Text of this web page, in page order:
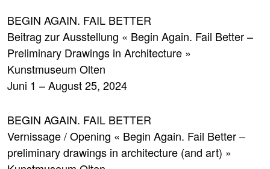
BEGIN AGAIN. FAIL BETTER
Beitrag zur Ausstellung « Begin Again. Fail Better –
Preliminary Drawings in Architecture »
Kunstmuseum Olten
Juni 1 – August 25, 2024
BEGIN AGAIN. FAIL BETTER
Vernissage / Opening « Begin Again. Fail Better –
preliminary drawings in architecture (and art) »